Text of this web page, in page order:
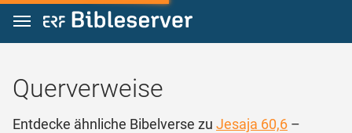
Zum Inhalt springen
Querverweise
Entdecke ähnliche Bibelverse zu Jesaja 60,6 –